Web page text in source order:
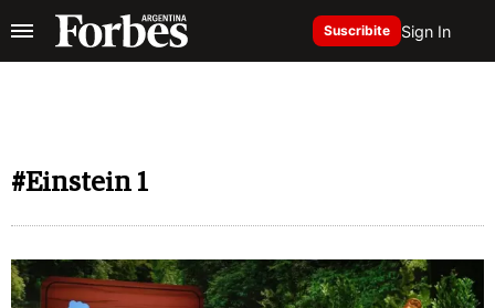
Suscribite Sign In
#Einstein 1